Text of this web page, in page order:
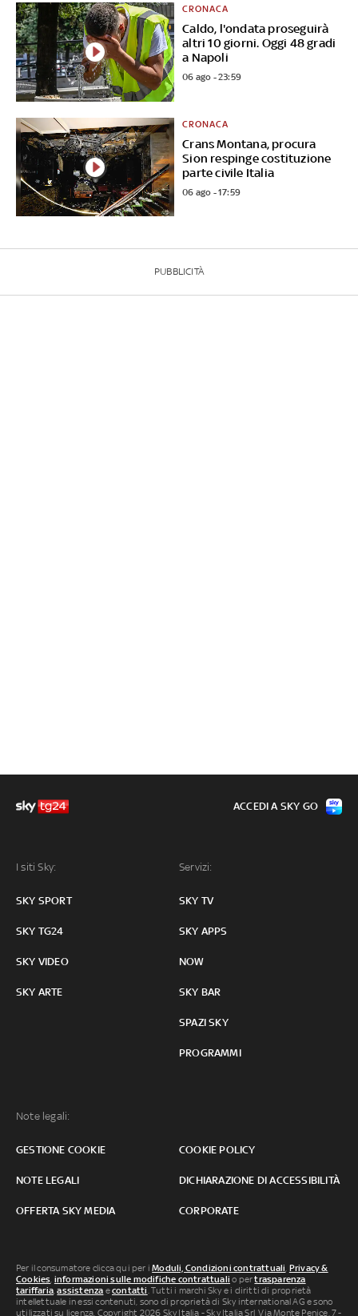
Caldo, l'ondata proseguirà
altri 10 giorni. Oggi 48 gradi
a Napoli
CRONACA
06 ago - 23:59
Crans Montana, procura
Sion respinge costituzione
parte civile Italia
CRONACA
06 ago - 17:59
PUBBLICITÀ
I siti Sky:
SKY SPORT
SKY TG24
SKY VIDEO
SKY ARTE
Servizi:
SKY TV
SKY APPS
NOW
SKY BAR
SPAZI SKY
PROGRAMMI
Note legali:
GESTIONE COOKIE COOKIE POLICY
NOTE LEGALI DICHIARAZIONE DI ACCESSIBILITÀ
OFFERTA SKY MEDIA CORPORATE
ACCEDI A SKY GO
Per il consumatore clicca qui per iModuli, Condizioni contrattuali, Privacy &
Cookies, informazioni sulle modifiche contrattuali o pertrasparenza
tariffaria,assistenza econtatti. Tutti i marchi Sky e i diritti di proprietà
intellettuale in essi contenuti, sono di proprietà di Sky international AG e sono
utilizzati su licenza. Copyright 2026 Sky Italia - Sky Italia Srl Via Monte Penice, 7 -